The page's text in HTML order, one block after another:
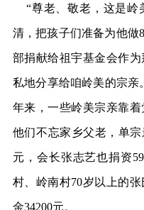
“尊老、敬老，这是岭
清，把孩子们准备为他做
部捐献给祖宇基金会作
私地分享给咱岭美的宗亲
年来，一些岭美宗亲靠
他们不忘家乡父老，单
元，会长张志艺也捐资
村、岭南村70岁以上的
金34200元。